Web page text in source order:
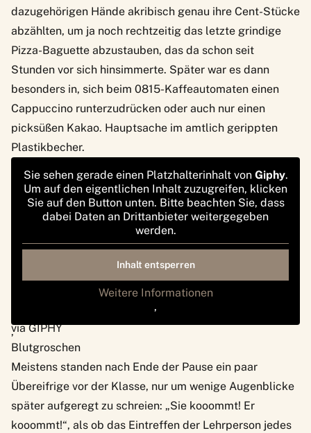
dazugehörigen Hände akribisch genau ihre Cent-Stücke
abzählten, um ja noch rechtzeitig das letzte grindige
Pizza-Baguette abzustauben, das da schon seit
Stunden vor sich hinsimmerte. Später war es dann
besonders in, sich beim 0815-Kaffeautomaten einen
Cappuccino runterzudrücken oder auch nur einen
picksüßen Kakao. Hauptsache im amtlich gerippten
Plastikbecher.
Sie sehen gerade einen Platzhalterinhalt von Giphy.
Um auf den eigentlichen Inhalt zuzugreifen, klicken
Sie auf den Button unten. Bitte beachten Sie, dass
dabei Daten an Drittanbieter weitergegeben
werden.
Inhalt entsperren
Weitere Informationen
‚
‚via GIPHY
Blutgroschen
Meistens standen nach Ende der Pause ein paar
Übereifrige vor der Klasse, nur um wenige Augenblicke
später aufgeregt zu schreien: „Sie kooommt! Er
kooommt!“, als ob das Eintreffen der Lehrperson jedes